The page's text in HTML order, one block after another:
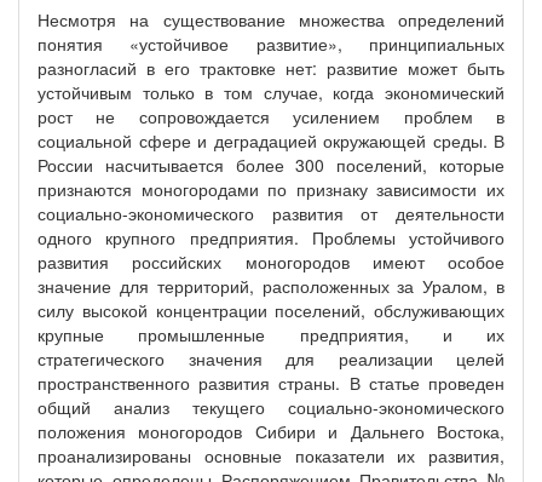
Несмотря на существование множества определений
понятия «устойчивое развитие», принципиальных
разногласий в его трактовке нет: развитие может быть
устойчивым только в том случае, когда экономический
рост не сопровождается усилением проблем в
социальной сфере и деградацией окружающей среды. В
России насчитывается более 300 поселений, которые
признаются моногородами по признаку зависимости их
социально-экономического развития от деятельности
одного крупного предприятия. Проблемы устойчивого
развития российских моногородов имеют особое
значение для территорий, расположенных за Уралом, в
силу высокой концентрации поселений, обслуживающих
крупные промышленные предприятия, и их
стратегического значения для реализации целей
пространственного развития страны. В статье проведен
общий анализ текущего социально-экономического
положения моногородов Сибири и Дальнего Востока,
проанализированы основные показатели их развития,